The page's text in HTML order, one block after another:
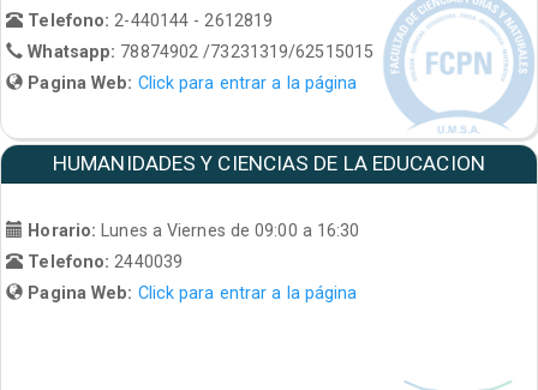
Telefono: 2-440144 - 2612819
Whatsapp: 78874902 /73231319/62515015
Pagina Web: Click para entrar a la página
HUMANIDADES Y CIENCIAS DE LA EDUCACION
Horario: Lunes a Viernes de 09:00 a 16:30
Telefono:2440039
Pagina Web: Click para entrar a la página